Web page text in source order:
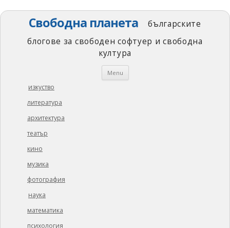
Свободна планета
българските
блогове за свободен софтуер и свободна
култура
Menu Skip
изкуство
литература
архитектура
театър
кино
музика
фотография
наука
математика
психология